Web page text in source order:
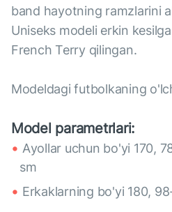
band hayotning ramzlarini
Uniseks modeli erkin
French Terry qilingan.
Modeldagi futbolkaning
Model parametrlari:
Аyollar uchun bo'yi 170,
sm
Erkaklarning bo'yi 180,